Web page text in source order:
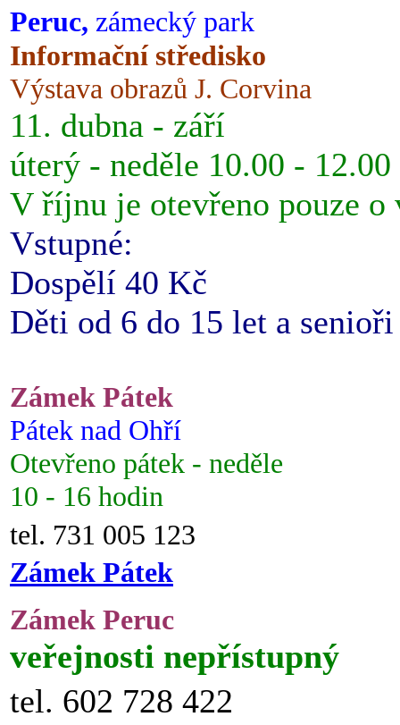
Peruc, zámecký park
Informační středisko
Výstava obrazů J. Corvina
11. dubna - září
úterý - neděle 10.00 -
V říjnu je otevřeno pouze o
Vstupné:
Dospělí 40 Kč
Děti od 6 do 15 let a
Zámek Pátek
Pátek nad Ohří
Otevřeno pátek - neděle
10 - 16 hodin
tel. 731 005 123
Zámek Pátek
Zámek Peruc
veřejnosti nepřístupný
tel. 602 728 422